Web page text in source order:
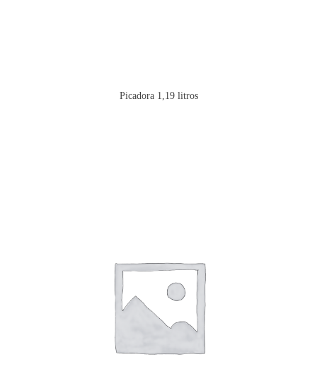
Picadora 1,19 litros